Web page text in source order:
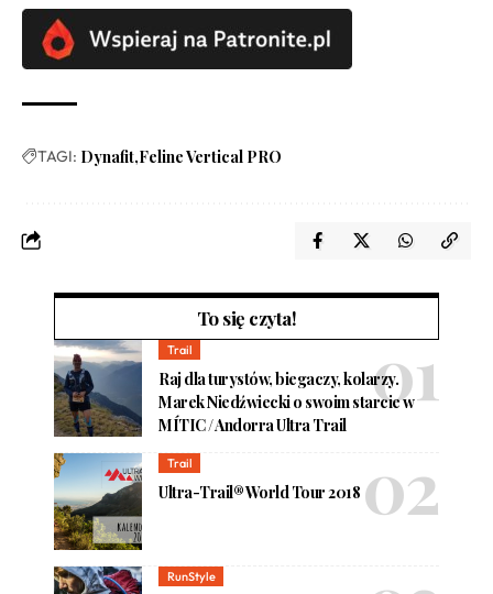
TAGI: Dynafit Feline Vertical PRO
To się czyta!
Trail
Raj dla turystów, biegaczy, kolarzy.
Marek Niedźwiecki o swoim starcie w
MÍTIC / Andorra Ultra Trail
Trail
Ultra-Trail® World Tour 2018
RunStyle